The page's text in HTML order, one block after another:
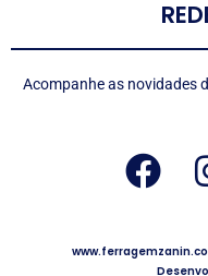
Acompanhe as novidades